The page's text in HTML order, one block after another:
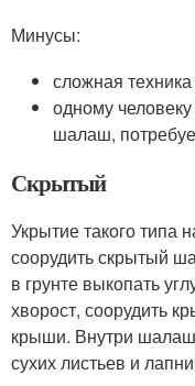
Минусы:
сложная
одному
шалаш,
Скрытый
Укрытие такого типа
соорудить скрытый
в грунте выкопать
хворост, соорудить
крыши. Внутри
сухих листьев и